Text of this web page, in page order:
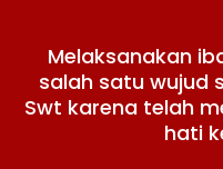
Melaksanakan
salah satu wujud
Swt karena telah
hati